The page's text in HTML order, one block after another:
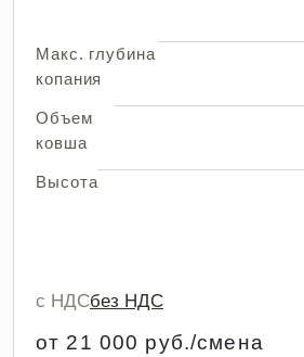
Макс. глубина
копания
Объем
ковша
Высота
с НДСбез НДС
от 21 000 руб./смена